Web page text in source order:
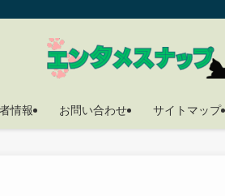
情報 お問い合わせ サイトマップ